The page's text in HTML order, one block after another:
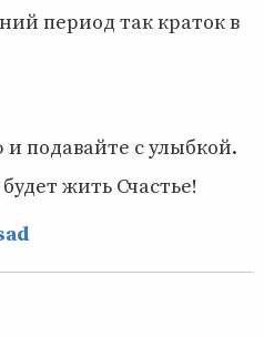
период так краток в
и подавайте с улыбкой.
жить Счастье!